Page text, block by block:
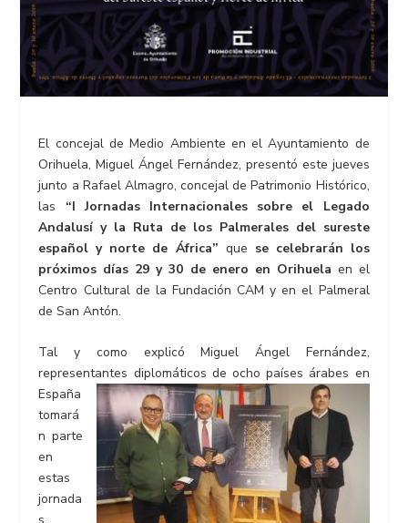
El concejal de Medio Ambiente en el Ayuntamiento de
Orihuela, Miguel Ángel Fernández, presentó este jueves
junto a Rafael Almagro, concejal de Patrimonio Histórico,
las “I Jornadas Internacionales sobre el Legado
Andalusí y la Ruta de los Palmerales del sureste
español y norte de África” que se celebrarán los
próximos días 29 y 30 de enero en Orihuela en el
Centro Cultural de la Fundación CAM y en el Palmeral
de San Antón.
Tal y como explicó Miguel Ángel Fernández,
representantes diplomáticos de ocho países árabes en
España
tomará
n parte
en
estas
jornada